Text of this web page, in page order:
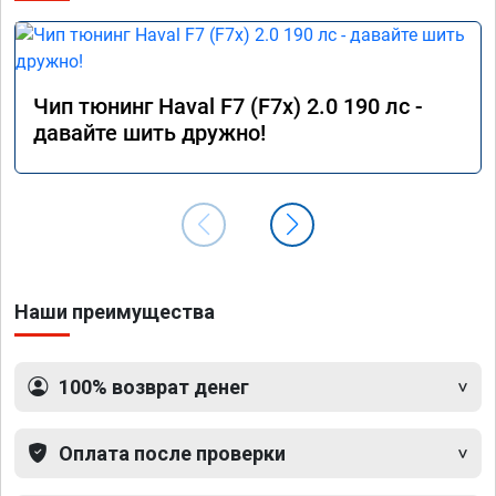
благодарность!!!!
Чип тюнинг Haval F7 (F7x) 2.0 190 лс -
давайте шить дружно!
Наши преимущества
100% возврат денег
Оплата после проверки